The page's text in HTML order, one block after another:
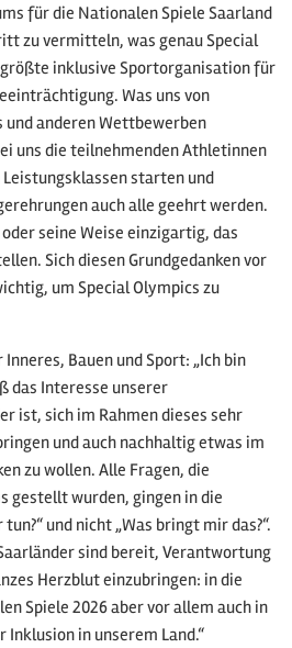
für die Nationalen Spiele Saarland
zu vermitteln, was genau Special
inklusive Sportorganisation für
Was uns von
anderen Wettbewerben
uns die teilnehmenden Athletinnen
starten und
auch alle geehrt werden.
seine Weise einzigartig, das
Sich diesen Grundgedanken vor
um Special Olympics zu
Bauen und Sport: „Ich bin
das Interesse unserer
ist, sich im Rahmen dieses sehr
und auch nachhaltig etwas im
zu wollen. Alle Fragen, die
gestellt wurden, gingen in die
und nicht „Was bringt mir das?“.
sind bereit, Verantwortung
Herzblut einzubringen: in die
Spiele 2026 aber vor allem auch in
in unserem Land.“